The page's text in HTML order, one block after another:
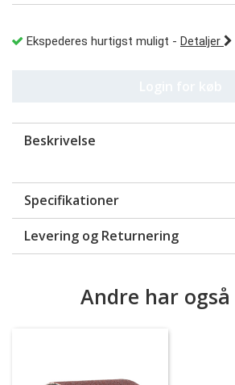
Ekspederes hurtigst muligt - Detaljer
Beskrivelse
Specifikationer
Levering og Returnering
Andre har